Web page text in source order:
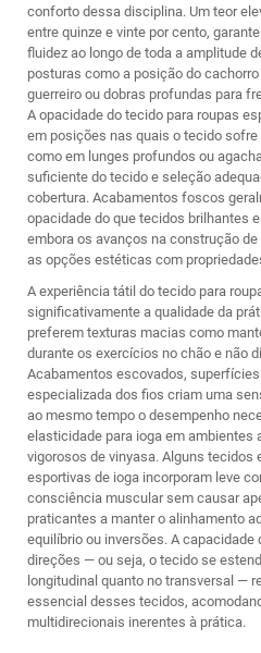
conforto dessa disciplina. Um teor
entre quinze e vinte por cento,
fluidez ao longo de toda a amplitude
posturas como a posição do
guerreiro ou dobras profundas para
A opacidade do tecido para roupas
em posições nas quais o tecido
como em lunges profundos ou
suficiente do tecido e seleção
cobertura. Acabamentos foscos
opacidade do que tecidos brilhantes
embora os avanços na construção
as opções estéticas com
A experiência tátil do tecido para
significativamente a qualidade da
preferem texturas macias como
durante os exercícios no chão e não
Acabamentos escovados,
especializada dos fios criam uma
ao mesmo tempo o desempenho
elasticidade para ioga em ambientes
vigorosos de vinyasa. Alguns tecidos
esportivas de ioga incorporam leve
consciência muscular sem causar
praticantes a manter o alinhamento
equilíbrio ou inversões. A capacidade
direções — ou seja, o tecido se
longitudinal quanto no transversal —
essencial desses tecidos,
multidirecionais inerentes à prática.